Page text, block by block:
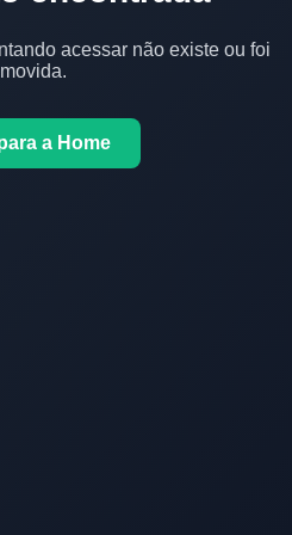
acessar não existe ou foi
a Home